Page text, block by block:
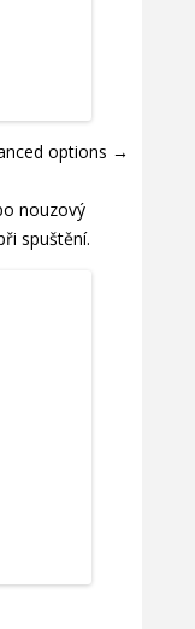
options →
nouzový
spuštění.